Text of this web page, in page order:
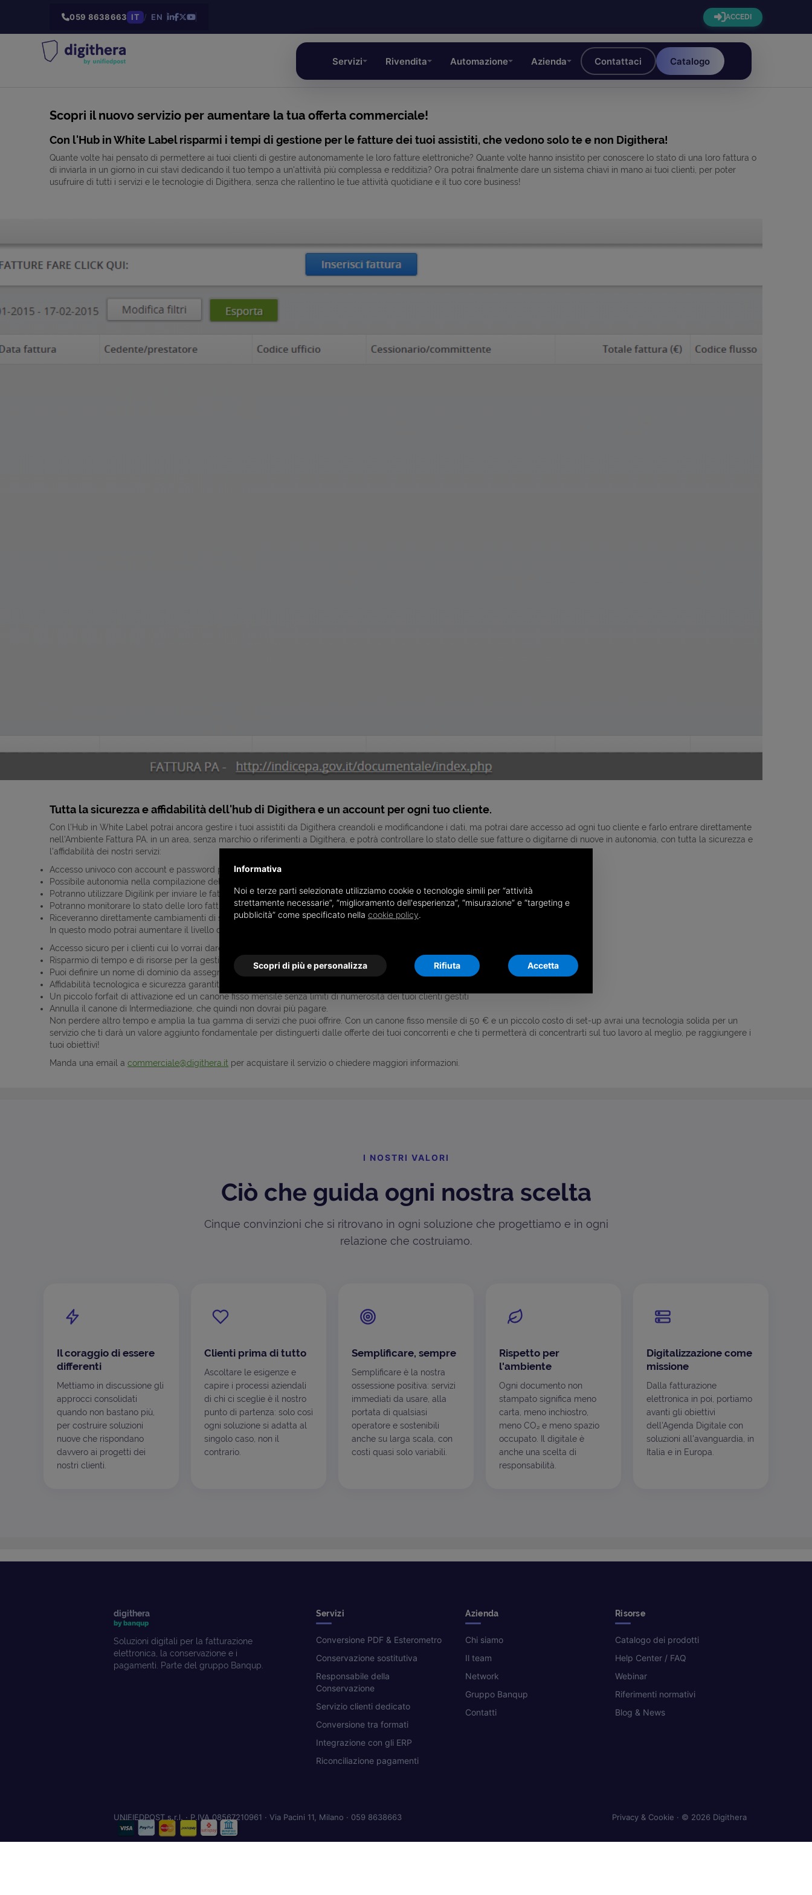
059 8638663 IT / EN ACCEDI
Servizi Rivendita Automazione Azienda Contattaci Catalogo
Scopri il nuovo servizio per aumentare la tua offerta commerciale!
Con l'Hub in White Label risparmi i tempi di gestione per le fatture dei tuoi assistiti, che vedono solo te e non Digithera!
Quante volte hai pensato di permettere ai tuoi clienti di gestire autonomamente le loro fatture elettroniche? Quante volte hanno insistito per conoscere lo stato di una loro fattura o
di inviarla in un giorno in cui stavi dedicando il tuo tempo a un'attività più complessa e redditizia? Ora potrai finalmente dare un sistema chiavi in mano ai tuoi clienti, per poter
usufruire di tutti i servizi e le tecnologie di Digithera, senza che rallentino le tue attività quotidiane e il tuo core business!
Tutta la sicurezza e affidabilità dell'hub di Digithera e un account per ogni tuo cliente.
Con l'Hub in White Label potrai ancora gestire i tuoi assistiti da Digithera creandoli e modificandone i dati, ma potrai dare accesso ad ogni tuo cliente e farlo entrare direttamente
nell'Ambiente Fattura PA, in un area, senza marchio o riferimenti a Digithera, e potrà controllare lo stato delle sue fatture o digitarne di nuove in autonomia, con tutta la sicurezza e
l'affidabilità dei nostri servizi:
Accesso univoco con account e password per ogni tuo cliente assistito
Possibile autonomia nella compilazione delle proprie fatture
Potranno utilizzare Digilink per inviare le fatture con stampante virtuale Indigita o con la cartella di Digiconnect
Potranno monitorare lo stato delle loro fatture e scaricarle nei vari formati
Riceveranno direttamente cambiamenti di stato e notifiche da SdI
In questo modo potrai aumentare il livello di servizio verso i tuoi clienti e ti garantirai un migliore ritorno del tuo investimento.
Accesso sicuro per i clienti cui lo vorrai dare. Potrai ancora decidere se farlo o meno.
Risparmio di tempo e di risorse per la gestione delle loro fatture
Puoi definire un nome di dominio da assegnare ai tuoi clienti con cui li farai accedere all'Hub
Affidabilità tecnologica e sicurezza garantite da Digithera che comunque continuerà ad effettuare il servizio tutto compreso.
Un piccolo forfait di attivazione ed un canone fisso mensile senza limiti di numerosità dei tuoi clienti gestiti
Annulla il canone di Intermediazione, che quindi non dovrai più pagare.
Non perdere altro tempo e amplia la tua gamma di servizi che puoi offrire. Con un canone fisso mensile di 50 € e un piccolo costo di set-up avrai una tecnologia solida per un
servizio che ti darà un valore aggiunto fondamentale per distinguerti dalle offerte dei tuoi concorrenti e che ti permetterà di concentrarti sul tuo lavoro al meglio, pe raggiungere i
tuoi obiettivi!
Manda una email acommerciale@digithera.it per acquistare il servizio o chiedere maggiori informazioni.
I NOSTRI VALORI
Ciò che guida ogni nostra scelta
Cinque convinzioni che si ritrovano in ogni soluzione che progettiamo e in ogni
relazione che costruiamo.
Il coraggio di essere
differenti
Mettiamo in discussione gli
approcci consolidati
quando non bastano più,
per costruire soluzioni
nuove che rispondano
davvero ai progetti dei
nostri clienti.
Clienti prima di tutto
Ascoltare le esigenze e
capire i processi aziendali
di chi ci sceglie è il nostro
punto di partenza: solo così
ogni soluzione si adatta al
singolo caso, non il
contrario.
Semplificare, sempre
Semplificare è la nostra
ossessione positiva: servizi
immediati da usare, alla
portata di qualsiasi
operatore e sostenibili
anche su larga scala, con
costi quasi solo variabili.
Rispetto per
l'ambiente
Ogni documento non
stampato significa meno
carta, meno inchiostro,
meno CO₂ e meno spazio
occupato. Il digitale è
anche una scelta di
responsabilità.
Digitalizzazione come
missione
Dalla fatturazione
elettronica in poi, portiamo
avanti gli obiettivi
dell'Agenda Digitale con
soluzioni all'avanguardia, in
Italia e in Europa.
digithera
by banqup
Soluzioni digitali per la fatturazione
elettronica, la conservazione e i
pagamenti. Parte del gruppo Banqup.
Servizi
Conversione PDF & Esterometro
Conservazione sostitutiva
Responsabile della
Conservazione
Servizio clienti dedicato
Conversione tra formati
Integrazione con gli ERP
Riconciliazione pagamenti
Azienda
Chi siamo
Il team
Network
Gruppo Banqup
Contatti
Risorse
Catalogo dei prodotti
Help Center / FAQ
Webinar
Riferimenti normativi
Blog & News
UNIFIEDPOST s.r.l. · P.IVA 08567210961 · Via Pacini 11, Milano · 059 8638663 Privacy & Cookie · © 2026 Digithera
Informativa
Noi e terze parti selezionate utilizziamo cookie o tecnologie simili per “attività
strettamente necessarie”, “miglioramento dell'esperienza”, “misurazione” e “targeting e
pubblicità” come specificato nella cookie policy.
Scopri di più e personalizza Rifiuta Accetta